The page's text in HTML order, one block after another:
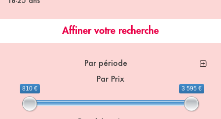
Affiner votre recherche
Par période
Par Prix
810 € 3 595 €